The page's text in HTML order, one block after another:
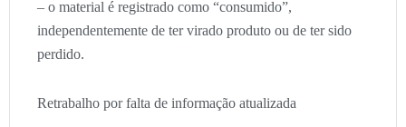
– o material é registrado como “consumido”,
independentemente de ter virado produto ou de ter sido
perdido.
Retrabalho por falta de informação atualizada